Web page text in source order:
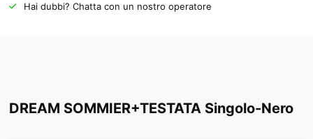
Hai dubbi? Chatta con un nostro operatore
DREAM SOMMIER+TESTATA Singolo-Nero